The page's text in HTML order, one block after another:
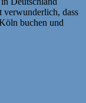
verwunderlich, dass
buchen und